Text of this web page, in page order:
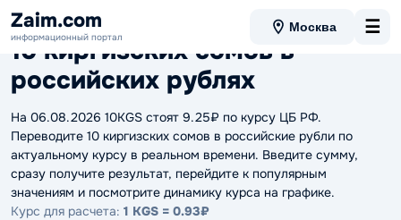
Zaim.com
информационный портал
Москва ☰
Данные актуальны на 06.08.2026 09:36
10 киргизских сомов в
российских рублях
На 06.08.2026 10KGS стоят 9.25₽ по курсу ЦБ РФ.
Переводите 10 киргизских сомов в российские рубли по
актуальному курсу в реальном времени. Введите сумму,
сразу получите результат, перейдите к популярным
значениям и посмотрите динамику курса на графике.
Курс для расчета: 1 KGS = 0.93₽